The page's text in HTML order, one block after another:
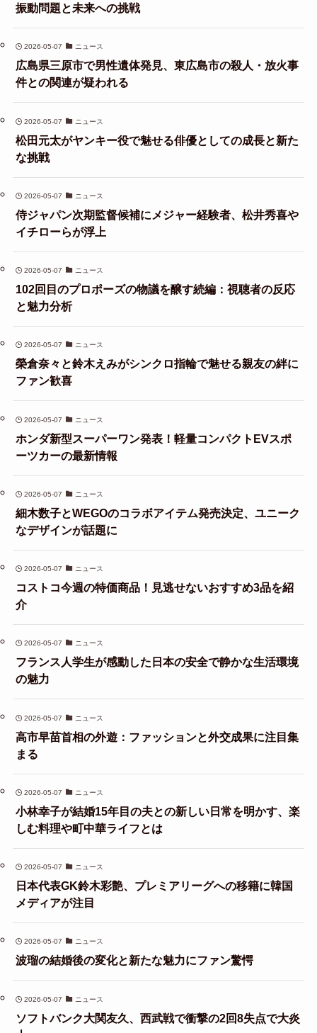
振動問題と未来への挑戦
2026-05-07 ニュース
広島県三原市で男性遺体発見、東広島市の殺人・放火事
件との関連が疑われる
2026-05-07 ニュース
松田元太がヤンキー役で魅せる俳優としての成長と新た
な挑戦
2026-05-07 ニュース
侍ジャパン次期監督候補にメジャー経験者、松井秀喜や
イチローらが浮上
2026-05-07 ニュース
102回目のプロポーズの物議を醸す続編：視聴者の反応
と魅力分析
2026-05-07 ニュース
榮倉奈々と鈴木えみがシンクロ指輪で魅せる親友の絆に
ファン歓喜
2026-05-07 ニュース
ホンダ新型スーパーワン発表！軽量コンパクトEVスポ
ーツカーの最新情報
2026-05-07 ニュース
細木数子とWEGOのコラボアイテム発売決定、ユニーク
なデザインが話題に
2026-05-07 ニュース
コストコ今週の特価商品！見逃せないおすすめ3品を紹
介
2026-05-07 ニュース
フランス人学生が感動した日本の安全で静かな生活環境
の魅力
2026-05-07 ニュース
高市早苗首相の外遊：ファッションと外交成果に注目集
まる
2026-05-07 ニュース
小林幸子が結婚15年目の夫との新しい日常を明かす、楽
しむ料理や町中華ライフとは
2026-05-07 ニュース
日本代表GK鈴木彩艶、プレミアリーグへの移籍に韓国
メディアが注目
2026-05-07 ニュース
波瑠の結婚後の変化と新たな魅力にファン驚愕
2026-05-07 ニュース
ソフトバンク大関友久、西武戦で衝撃の2回8失点で大炎